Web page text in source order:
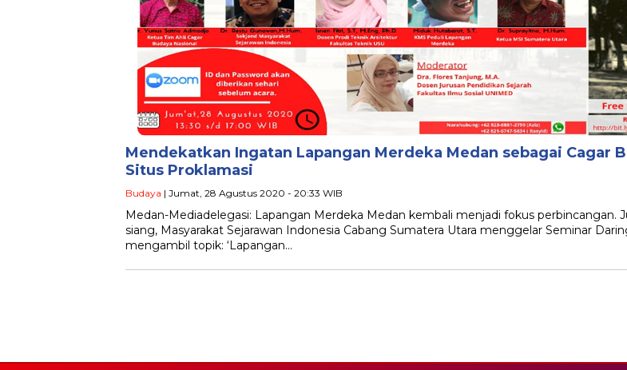
Mendekatkan Ingatan Lapangan Merdeka Medan sebagai Cagar
Situs Proklamasi
Budaya | Jumat, 28 Agustus 2020 - 20:33 WIB
Medan-Mediadelegasi: Lapangan Merdeka Medan kembali menjadi fokus perbincangan.
siang, Masyarakat Sejarawan Indonesia Cabang Sumatera Utara menggelar Seminar
mengambil topik: ‘Lapangan…